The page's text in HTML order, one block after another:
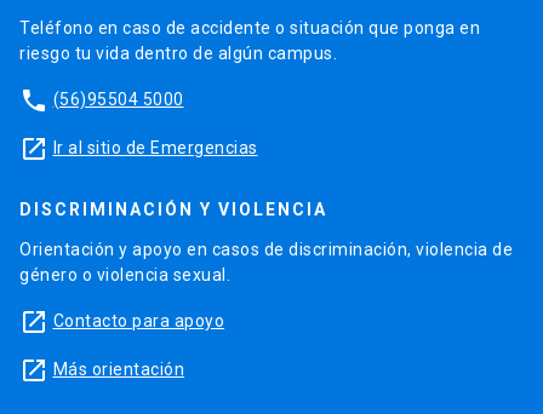
Teléfono en caso de accidente o situación que ponga en
riesgo tu vida dentro de algún campus.
phone (56)95504 5000
launch Ir al sitio de Emergencias
DISCRIMINACIÓN Y VIOLENCIA
Orientación y apoyo en casos de discriminación, violencia de
género o violencia sexual.
launch Contacto para apoyo
launch Más orientación